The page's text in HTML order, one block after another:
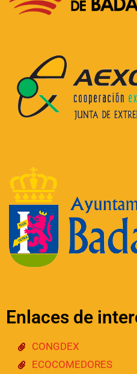
Enlaces de
CONGDEX
ECOCOMEDORES